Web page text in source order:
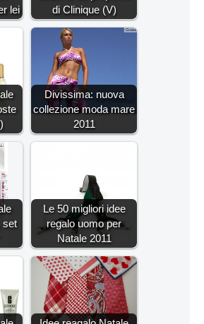
lei
di Clinique (V)
Divissima: nuova
collezione moda mare
2011
set
Le 50 migliori idee
regalo uomo per
Natale 2011